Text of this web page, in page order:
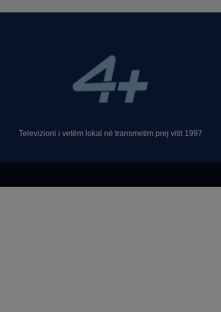
Televizioni i vetëm lokal në transmetim prej vitit 1997